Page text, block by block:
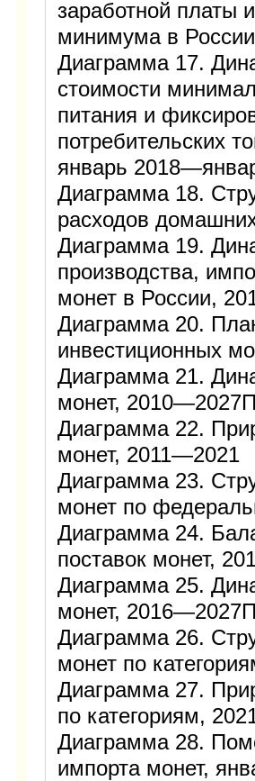
заработной платы
минимума в
Диаграмма 17.
стоимости
питания и
потребительских
январь
Диаграмма 18.
расходов
Диаграмма 19.
производства,
монет в России,
Диаграмма 20.
инвестиционных
Диаграмма 21.
монет,
Диаграмма 22.
монет, 2011—2021
Диаграмма 23.
монет по
Диаграмма 24.
поставок монет,
Диаграмма 25.
монет,
Диаграмма 26.
монет по
Диаграмма 27.
по категориям,
Диаграмма 28.
импорта монет,